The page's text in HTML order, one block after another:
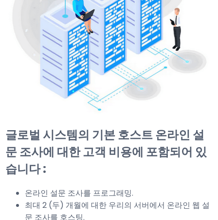
글로벌 시스템의 기본 호스트 온라인 설
문 조사에 대한 고객 비용에 포함되어 있
습니다 :
온라인 설문 조사를 프로그래밍.
최대 2 (두) 개월에 대한 우리의 서버에서 온라인 웹 설
문 조사를 호스팅.